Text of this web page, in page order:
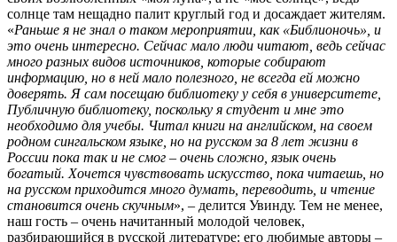
солнце там нещадно палит круглый год и досаждает жителям.
«Раньше я не знал о таком мероприятии, как «Библионочь», и
это очень интересно. Сейчас мало люди читают, ведь сейчас
много разных видов источников, которые собирают
информацию, но в ней мало полезного, не всегда ей можно
доверять. Я сам посещаю библиотеку у себя в университете,
Публичную библиотеку, поскольку я студент и мне это
необходимо для учебы. Читал книги на английском, на своем
родном сингальском языке, но на русском за 8 лет жизни в
России пока так и не смог – очень сложно, язык очень
богатый. Хочется чувствовать искусство, пока читаешь, но
на русском приходится много думать, переводить, и чтение
становится очень скучным», – делится Увинду. Тем не менее,
наш гость – очень начитанный молодой человек,
разбирающийся в русской литературе: его любимые авторы –